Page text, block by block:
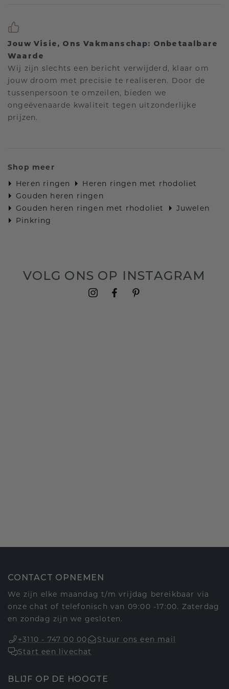
Jouw Visie, Ons Vakmanschap: Onbetaalbare
Waarde
Wij zijn slechts een bericht verwijderd, klaar om
jouw droom met precisie te realiseren. Door de
tussenpersoon te omzeilen, bieden we
ongeëvenaarde kwaliteit tegen uitzonderlijke
prijzen.
Shop meer
Heren ringen
Heren ringen met rhodoliet
Gouden heren ringen
Gouden heren ringen met rhodoliet
Juwelen
Pinkring
VOLG ONS OP INSTAGRAM
CONTACT OPNEMEN
We zijn elke maandag t/m vrijdag bereikbaar via
onze chat of telefonisch van 09:00 -17:00. Zaterdag
en zondag zijn we gesloten.
+3110 - 747 00 00
Stuur ons een mail
Start een livechat
BLIJF OP DE HOOGTE